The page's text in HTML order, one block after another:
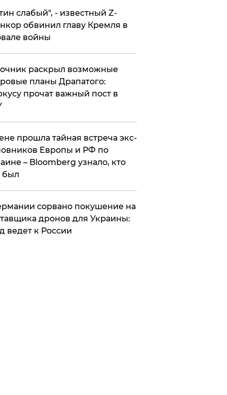
слабый", - известный Z-
обвинил главу Кремля в
войны
раскрыл возможные
планы Драпатого:
прочат важный пост в
прошла тайная встреча экс-
Европы и РФ по
– Bloomberg узнало, кто
был
сорвано покушение на
дронов для Украины:
ведет к России